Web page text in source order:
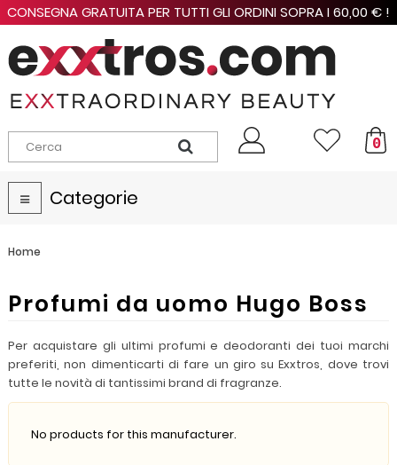
CONSEGNA GRATUITA PER TUTTI GLI ORDINI SOPRA I 60,00 € !
0
Navigazione
Toggle
Categorie
Home
Profumi da uomo Hugo Boss
Per acquistare gli ultimi profumi e deodoranti dei tuoi marchi
preferiti, non dimenticarti di fare un giro su Exxtros, dove trovi
tutte le novità di tantissimi brand di fragranze.
No products for this manufacturer.